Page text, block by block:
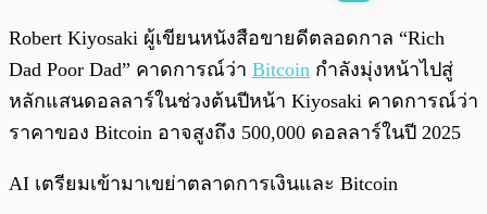
Robert Kiyosaki ผู้เขียนหนังสือขายดีตลอดกาล “Rich
Dad Poor Dad” คาดการณ์ว่า Bitcoin กำลังมุ่งหน้าไปสู่
หลักแสนดอลลาร์ในช่วงต้นปีหน้า Kiyosaki คาดการณ์ว่า
ราคาของ Bitcoin อาจสูงถึง 500,000 ดอลลาร์ในปี 2025
AI เตรียมเข้ามาเขย่าตลาดการเงินและ Bitcoin